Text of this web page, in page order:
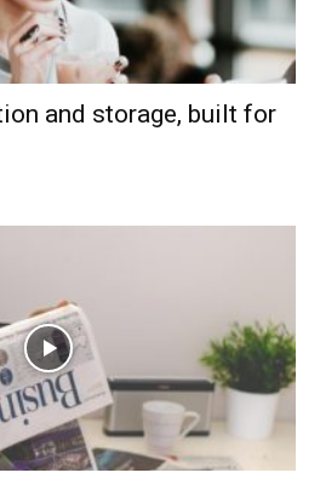
and storage, built for